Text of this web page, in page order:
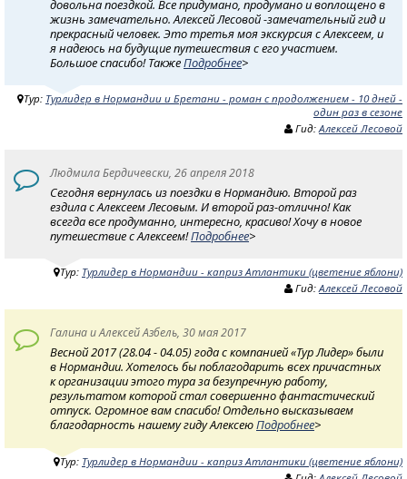
довольна поездкой. Все придумано, продумано и воплощено в
жизнь замечательно. Алексей Лесовой -замечательный гид и
прекрасный человек. Это третья моя экскурсия с Алексеем, и
я надеюсь на будущие путешествия с его участием.
Большое спасибо! ТакжеПодробнее>
Тур: Турлидер в Нормандии и Бретани - роман с продолжением - 10 дней -
один раз в сезоне
Гид:Алексей Лесовой
Людмила Бердичевски, 26 апреля 2018
Сегодня вернулась из поездки в Нормандию. Второй раз
ездила с Алексеем Лесовым. И второй раз-отлично! Как
всегда все продуманно, интересно, красиво! Хочу в новое
путешествие с Алексеем!Подробнее>
Тур: Турлидер в Нормандии - каприз Атлантики (цветение яблони)
Гид:Алексей Лесовой
Галина и Алексей Азбель, 30 мая 2017
Весной 2017 (28.04 - 04.05) года с компанией «Тур Лидер» были
в Нормандии. Хотелось бы поблагодарить всех причастных
к организации этого тура за безупречную работу,
результатом которой стал совершенно фантастический
отпуск. Огромное вам спасибо! Отдельно высказываем
благодарность нашему гиду АлексеюПодробнее>
Тур: Турлидер в Нормандии - каприз Атлантики (цветение яблони)